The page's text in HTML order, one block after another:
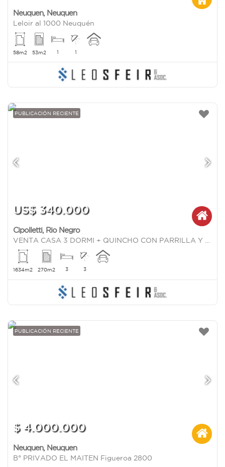
Neuquen, Neuquen
Leloir al 1000 Neuquén
58m2 53m2 1 1
PUBLICACIÓN RECIENTE
US$ 340.000
Cipolletti, Rio Negro
VENTA CASA 3 DORMI + QUINCHO CON PARRILLA Y PILETA - B° CERRADO ESTILO CHACRA - CIPOLLETTI
1634m2 270m2 3 3
PUBLICACIÓN RECIENTE
$ 4.000.000
Neuquen, Neuquen
B° PRIVADO EL MAITEN Figueroa 2800